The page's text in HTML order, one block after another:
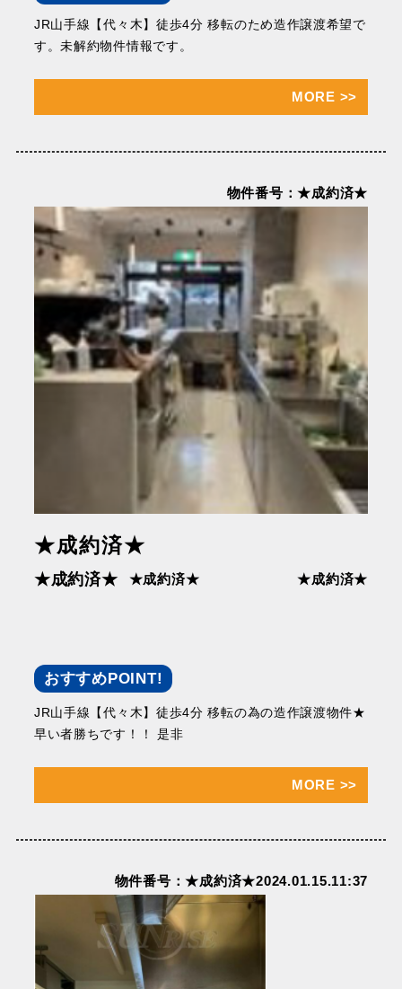
JR山手線【代々木】徒歩4分 移転のため造作譲渡希望で
す。未解約物件情報です。
MORE >>
物件番号：★成約済★
★成約済★
★成約済★ ★成約済★ ★成約済★
おすすめPOINT!
JR山手線【代々木】徒歩4分 移転の為の造作譲渡物件★
早い者勝ちです！！ 是非
MORE >>
物件番号：★成約済★2024.01.15.11:37